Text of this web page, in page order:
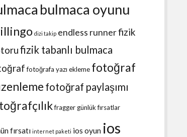
bulmaca oyunu
dizi takip endless runnerfizik
fizik tabanlı bulmaca
fotoğrafa yazı ekleme fotoğraf
fotoğraf paylaşımı
fraggergünlük fırsatlar
fırsatı internet paketi ios oyun ios